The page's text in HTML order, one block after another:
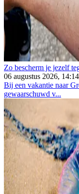
Zo bescherm je jezelf
06 augustus 2026, 14:14
Bij een vakantie naar
gewaarschuwd v...